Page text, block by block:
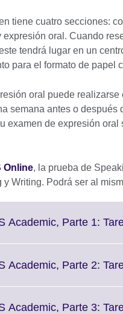
tiene cuatro secciones:
expresión oral. Cuando
tendrá lugar en un
para el formato de papel
oral puede
semana antes o
examen de expresión
Online, la prueba de
y Writing. Podrá ser al
Academic, Parte 1:
Academic, Parte 2:
Academic, Parte 3: